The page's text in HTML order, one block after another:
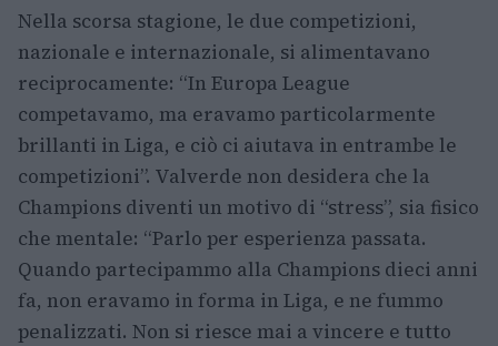
Nella scorsa stagione, le due competizioni,
nazionale e internazionale, si alimentavano
reciprocamente: “In Europa League
competavamo, ma eravamo particolarmente
brillanti in Liga, e ciò ci aiutava in entrambe le
competizioni”. Valverde non desidera che la
Champions diventi un motivo di “stress”, sia fisico
che mentale: “Parlo per esperienza passata.
Quando partecipammo alla Champions dieci anni
fa, non eravamo in forma in Liga, e ne fummo
penalizzati. Non si riesce mai a vincere e tutto